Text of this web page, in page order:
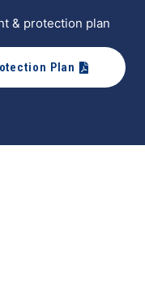
& protection plan
Plan